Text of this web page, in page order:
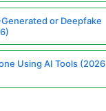
or Deepfake
Using AI Tools (2026